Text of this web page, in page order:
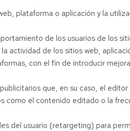
plataforma o aplicación y la
de los usuarios de los
actividad de los sitios web,
con el fin de introducir
que, en su caso, el editor
como el contenido editado o la
del usuario (retargeting) para